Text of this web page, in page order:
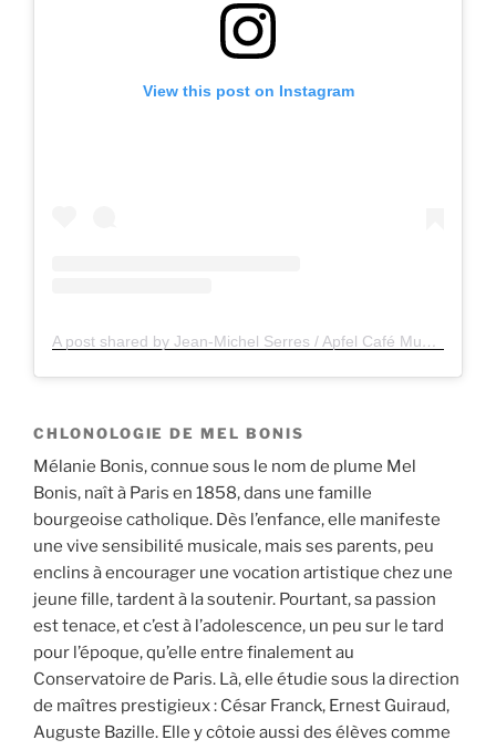
View this post on Instagram
A post shared by Jean-Michel Serres / Apfel Café Music / Apfelsaft Cinéma Music (@jeanmichelserres.apfel)
CHLONOLOGIE DE MEL BONIS
Mélanie Bonis, connue sous le nom de plume Mel
Bonis, naît à Paris en 1858, dans une famille
bourgeoise catholique. Dès l’enfance, elle manifeste
une vive sensibilité musicale, mais ses parents, peu
enclins à encourager une vocation artistique chez une
jeune fille, tardent à la soutenir. Pourtant, sa passion
est tenace, et c’est à l’adolescence, un peu sur le tard
pour l’époque, qu’elle entre finalement au
Conservatoire de Paris. Là, elle étudie sous la direction
de maîtres prestigieux : César Franck, Ernest Guiraud,
Auguste Bazille. Elle y côtoie aussi des élèves comme